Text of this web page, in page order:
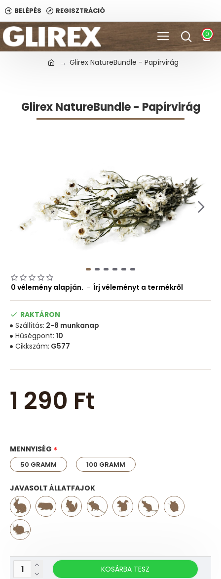
BELÉPÉS REGISZTRÁCIÓ
0
Glirex NatureBundle - Papírvirág
Glirex NatureBundle - Papírvirág
RAKTÁRON
Hűségpont: 10
Cikkszám: G577
Szállítás: 2-8 munkanap
0 vélemény alapján. - Írj véleményt a termékről
1 290 Ft
MENNYISÉG
50 GRAMM 100 GRAMM
JAVASOLT ÁLLATFAJOK
KOSÁRBA TESZ